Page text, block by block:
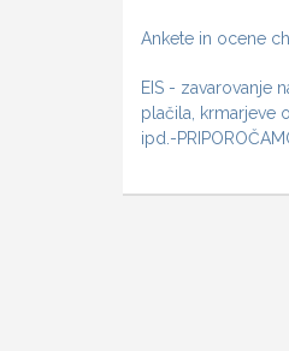
Ankete in ocene
EIS - zavarovanje
plačila, krmarjeve
ipd.-